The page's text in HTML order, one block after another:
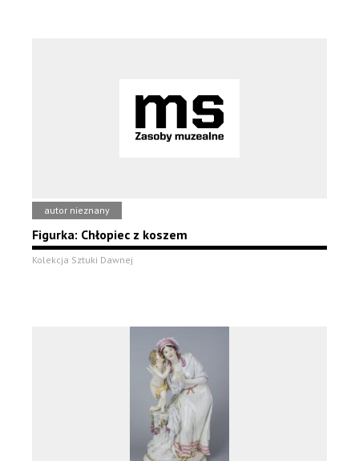
autor nieznany
Figurka: Chłopiec z koszem
Kolekcja Sztuki Dawnej